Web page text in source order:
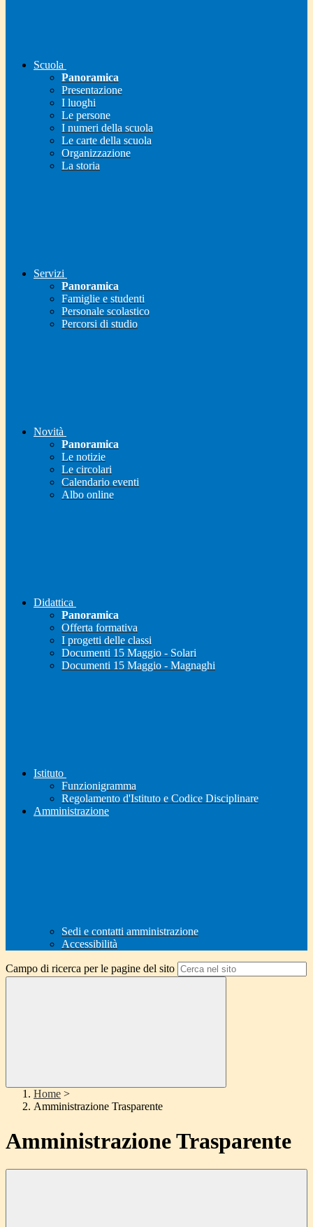
Scuola
Panoramica
Presentazione
I luoghi
Le persone
I numeri della scuola
Le carte della scuola
Organizzazione
La storia
Servizi
Panoramica
Famiglie e studenti
Personale scolastico
Percorsi di studio
Novità
Panoramica
Le notizie
Le circolari
Calendario eventi
Albo online
Didattica
Panoramica
Offerta formativa
I progetti delle classi
Documenti 15 Maggio - Solari
Documenti 15 Maggio - Magnaghi
Istituto
Funzionigramma
Regolamento d'Istituto e Codice Disciplinare
Amministrazione
Sedi e contatti amministrazione
Accessibilità
Campo di ricerca per le pagine del sito
Home >
Amministrazione Trasparente
Amministrazione Trasparente